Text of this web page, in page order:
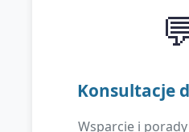
Konsultacje
Wsparcie i